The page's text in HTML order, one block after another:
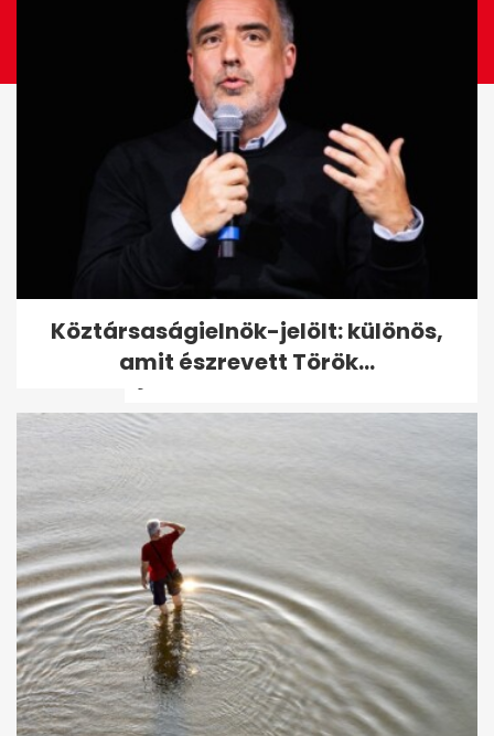
A Pagani csavarjai is
drágábbak lehetnek, mint egy
új Porsche 911
Köztársaságielnök-jelölt: különös,
amit észrevett Török...